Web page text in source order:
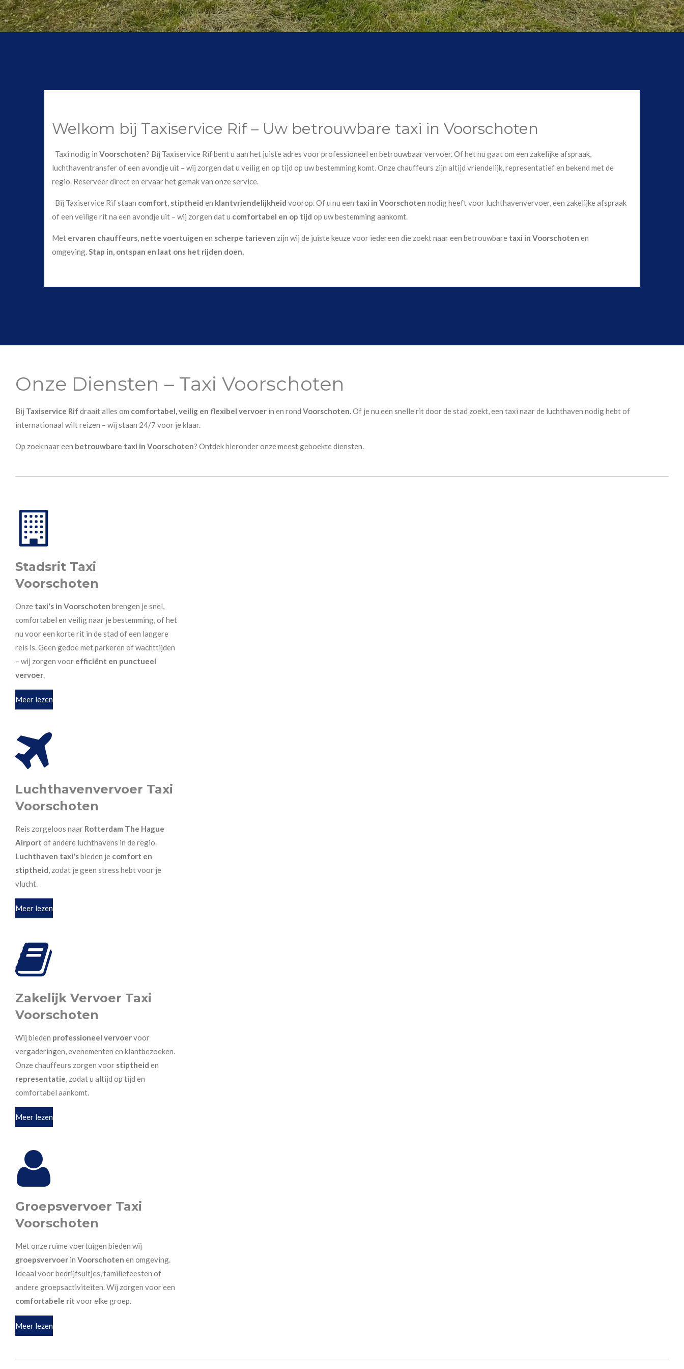
Welkom bij Taxiservice Rif – Uw betrouwbare taxi in Voorschoten
Taxi nodig in Voorschoten? Bij Taxiservice Rif bent u aan het juiste adres voor professioneel en betrouwbaar vervoer. Of het nu gaat om een zakelijke afspraak,
luchthaventransfer of een avondje uit – wij zorgen dat u veilig en op tijd op uw bestemming komt. Onze chauffeurs zijn altijd vriendelijk, representatief en bekend met de
regio. Reserveer direct en ervaar het gemak van onze service.
Bij Taxiservice Rif staan comfort, stiptheid en klantvriendelijkheid voorop. Of u nu een taxi in Voorschoten nodig heeft voor luchthavenvervoer, een zakelijke afspraak
of een veilige rit na een avondje uit – wij zorgen dat u comfortabel en op tijd op uw bestemming aankomt.
Met ervaren chauffeurs, nette voertuigen en scherpe tarieven zijn wij de juiste keuze voor iedereen die zoekt naar een betrouwbare taxi in Voorschoten en
omgeving.Stap in, ontspan en laat ons het rijden doen.
Onze Diensten – Taxi Voorschoten
Bij Taxiservice Rif draait alles om comfortabel, veilig en flexibel vervoer in en rond Voorschoten.Of je nu een snelle rit door de stad zoekt, een taxi naar de luchthaven nodig hebt of
internationaal wilt reizen – wij staan 24/7 voor je klaar.
Op zoek naar een betrouwbare taxi in Voorschoten? Ontdek hieronder onze meest geboekte diensten.
Stadsrit Taxi
Voorschoten
Onze taxi's in Voorschoten brengen je snel,
comfortabel en veilig naar je bestemming, of het
nu voor een korte rit in de stad of een langere
reis is. Geen gedoe met parkeren of wachttijden
– wij zorgen voor efficiënt en punctueel
vervoer.
Meer lezen
Luchthavenvervoer Taxi
Voorschoten
Reis zorgeloos naar Rotterdam The Hague
Airport of andere luchthavens in de regio.
Luchthaven taxi'sbieden je comfort en
stiptheid, zodat je geen stress hebt voor je
vlucht.
Meer lezen
Zakelijk Vervoer Taxi
Voorschoten
Wij bieden professioneel vervoervoor
vergaderingen, evenementen en klantbezoeken.
Onze chauffeurs zorgen voor stiptheid en
representatie , zodat u altijd op tijd en
comfortabel aankomt.
Meer lezen
Groepsvervoer Taxi
Voorschoten
Met onze ruime voertuigen bieden wij
groepsvervoer in Voorschoten en omgeving.
Ideaal voor bedrijfsuitjes, familiefeesten of
andere groepsactiviteiten. Wij zorgen voor een
comfortabele rit voor elke groep.
Meer lezen